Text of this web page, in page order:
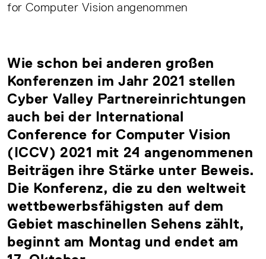
for Computer Vision angenommen
Wie schon bei anderen großen
Konferenzen im Jahr 2021 stellen
Cyber Valley Partnereinrichtungen
auch bei der International
Conference for Computer Vision
(ICCV) 2021 mit 24 angenommenen
Beiträgen ihre Stärke unter Beweis.
Die Konferenz, die zu den weltweit
wettbewerbsfähigsten auf dem
Gebiet maschinellen Sehens zählt,
beginnt am Montag und endet am